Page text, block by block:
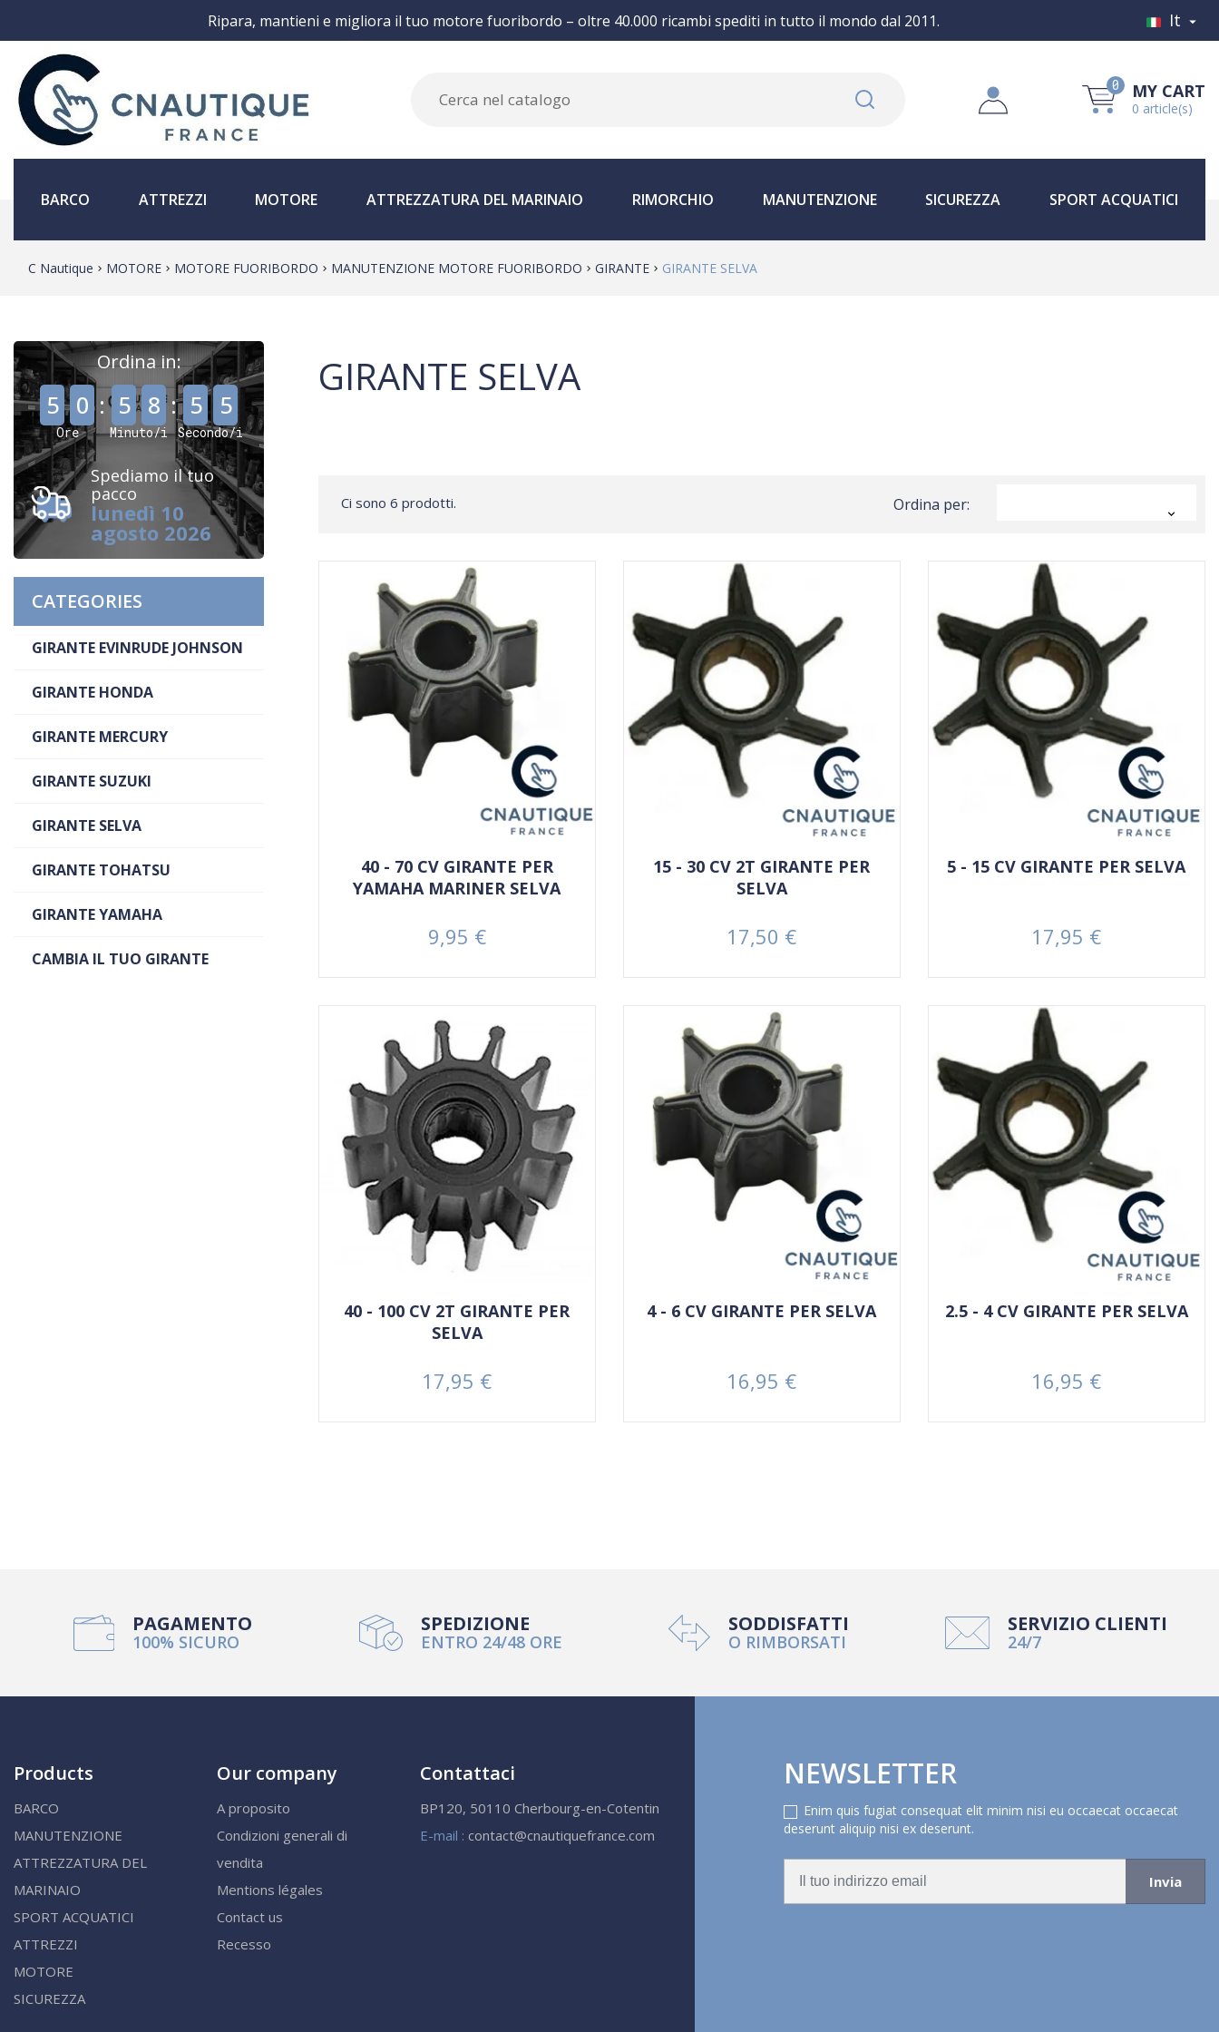
Ripara, mantieni e migliora il tuo motore fuoribordo – oltre 40.000 ricambi spediti in tutto il mondo dal 2011. It 
0 MY CART
0 article(s)
BARCO ATTREZZI MOTORE ATTREZZATURA DEL MARINAIO RIMORCHIO MANUTENZIONE SICUREZZA SPORT ACQUATICI
C Nautique MOTORE MOTORE FUORIBORDO MANUTENZIONE MOTORE FUORIBORDO GIRANTE GIRANTE SELVA
Ordina in:
5 0 :
Ore
, 5 8 :
Minuto/i
, 5 5
Secondo/i
Spediamo il tuo
pacco
lunedì 10
agosto 2026
CATEGORIES
GIRANTE EVINRUDE JOHNSON
GIRANTE HONDA
GIRANTE MERCURY
GIRANTE SUZUKI
GIRANTE SELVA
GIRANTE TOHATSU
GIRANTE YAMAHA
CAMBIA IL TUO GIRANTE
GIRANTE SELVA
Ci sono 6 prodotti. Ordina per: 
40 - 70 CV GIRANTE PER
YAMAHA MARINER SELVA
Prezzo
9,95 €
15 - 30 CV 2T GIRANTE PER
SELVA
Prezzo
17,50 €
5 - 15 CV GIRANTE PER SELVA
Prezzo
17,95 €
40 - 100 CV 2T GIRANTE PER
SELVA
Prezzo
17,95 €
4 - 6 CV GIRANTE PER SELVA
Prezzo
16,95 €
2.5 - 4 CV GIRANTE PER SELVA
Prezzo
16,95 €
PAGAMENTO
100% SICURO
SPEDIZIONE
ENTRO 24/48 ORE
SODDISFATTI
O RIMBORSATI
SERVIZIO CLIENTI
24/7
Products
BARCO
MANUTENZIONE
ATTREZZATURA DEL
MARINAIO
SPORT ACQUATICI
ATTREZZI
MOTORE
SICUREZZA
Our company
A proposito
Condizioni generali di
vendita
Mentions légales
Contact us
Recesso
Contattaci
BP120, 50110 Cherbourg-en-Cotentin
E-mail : contact@cnautiquefrance.com
NEWSLETTER
Enim quis fugiat consequat elit minim nisi eu occaecat occaecat
deserunt aliquip nisi ex deserunt.